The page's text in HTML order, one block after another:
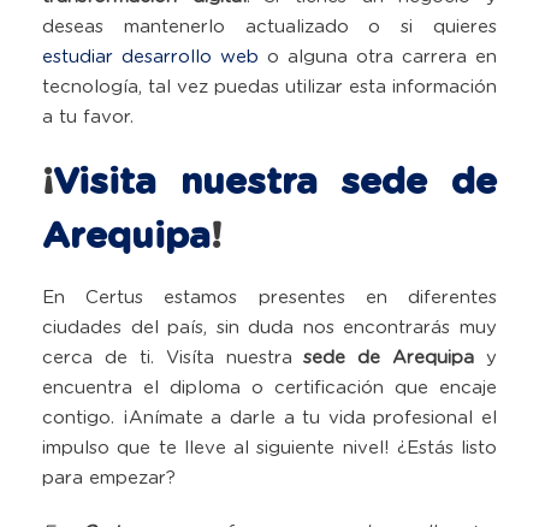
deseas mantenerlo actualizado o si quieres
estudiar desarrollo web o alguna otra carrera en
tecnología, tal vez puedas utilizar esta información
a tu favor.
¡Visita nuestra sede de
Arequipa!
En Certus estamos presentes en diferentes
ciudades del país, sin duda nos encontrarás muy
cerca de ti. Visíta nuestrasede de Arequipa y
encuentra el diploma o certificación que encaje
contigo. ¡Anímate a darle a tu vida profesional el
impulso que te lleve al siguiente nivel! ¿Estás listo
para empezar?